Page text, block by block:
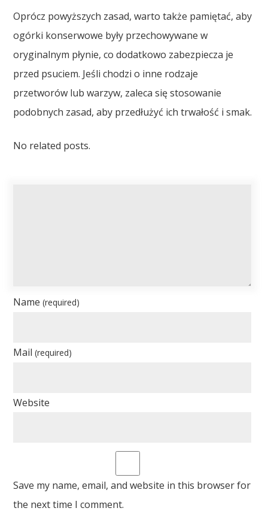
Oprócz powyższych zasad, warto także pamiętać, aby
ogórki konserwowe były przechowywane w
oryginalnym płynie, co dodatkowo zabezpiecza je
przed psuciem. Jeśli chodzi o inne rodzaje
przetworów lub warzyw, zaleca się stosowanie
podobnych zasad, aby przedłużyć ich trwałość i smak.
No related posts.
Name(required)
Mail(required)
Website
Save my name, email, and website in this browser for
the next time I comment.